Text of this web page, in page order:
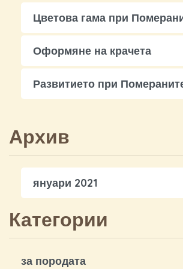
Цветова гама при
Оформяне на крачета
Развитието при
Архив
януари 2021
Категории
за породата